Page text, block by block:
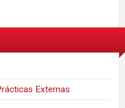
Externas